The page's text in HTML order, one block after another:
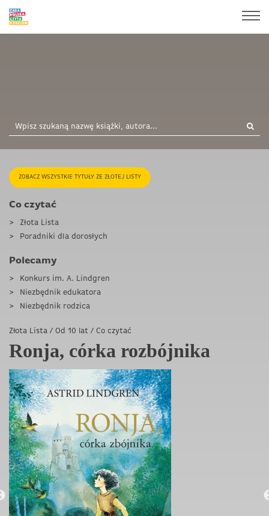
ZOBACZ WSZYSTKIE TYTUŁY ZE ZŁOTEJ LISTY
Co czytać
Złota Lista
Poradniki dla dorosłych
Polecamy
Konkurs im. A. Lindgren
Niezbędnik edukatora
Niezbędnik rodzica
Złota Lista / Od 10 lat / Co czytać
Ronja, córka rozbójnika